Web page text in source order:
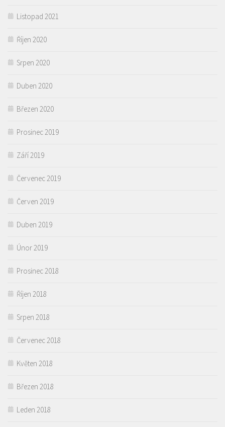
Listopad 2021
Říjen 2020
Srpen 2020
Duben 2020
Březen 2020
Prosinec 2019
Září 2019
Červenec 2019
Červen 2019
Duben 2019
Únor 2019
Prosinec 2018
Říjen 2018
Srpen 2018
Červenec 2018
Květen 2018
Březen 2018
Leden 2018